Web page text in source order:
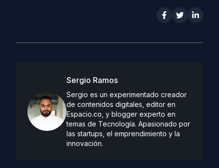
Sergio Ramos
Sergio es un experimentado creador
de contenidos digitales, editor en
Espacio.co, y blogger experto en
temas de Tecnología. Apasionado por
las startups, el emprendimiento y la
innovación.